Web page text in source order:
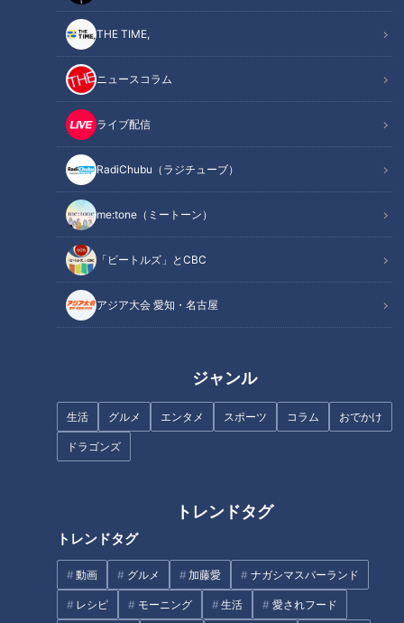
THE TIME,
ニュースコラム
ライブ配信
RadiChubu（ラジチューブ）
me:tone（ミートーン）
「ビートルズ」とCBC
アジア大会 愛知・名古屋
ジャンル
生活 グルメ エンタメ スポーツ コラム おでかけ
ドラゴンズ
トレンドタグ
トレンドタグ
動画 グルメ 加藤愛 ナガシマスパーランド
レシピ モーニング 生活 愛されフード
この記事を見たあなたへのおすすめ
チ！気になり始めた皆様へ贈る
「続・ドラゴンズ入門！」
目指せ！氷上アーティスト “ス
ケート”でバランス感覚を身につ
理想は田中みな実さんのような
ナチュラルメイク！マスク着用
中も崩れにくい＆目元が映える